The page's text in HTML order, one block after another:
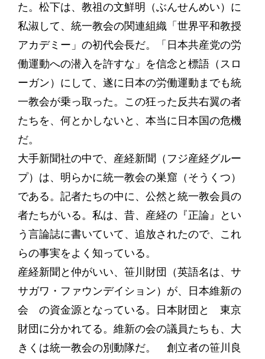
た。松下は、教祖の文鮮明（ぶんせんめい）に
私淑して、統一教会の関連組織「世界平和教授
アカデミー」の初代会長だ。「日本共産党の労
働運動への潜入を許すな」を信念と標語（スロ
ーガン）にして、遂に日本の労働運動までも統
一教会が乗っ取った。この狂った反共右翼の者
たちを、何とかしないと、本当に日本国の危機
だ。
大手新聞社の中で、産経新聞（フジ産経グルー
プ）は、明らかに統一教会の巣窟（そうくつ）
である。記者たちの中に、公然と統一教会員の
者たちがいる。私は、昔、産経の『正論』とい
う言論誌に書いていて、追放されたので、これ
らの事実をよく知っている。
産経新聞と仲がいい、笹川財団（英語名は、サ
サガワ・ファウンデイション）が、日本維新の
会 の資金源となっている。日本財団と 東京
財団に分かれてる。維新の会の議員たちも、大
きくは統一教会の別動隊だ。 創立者の笹川良